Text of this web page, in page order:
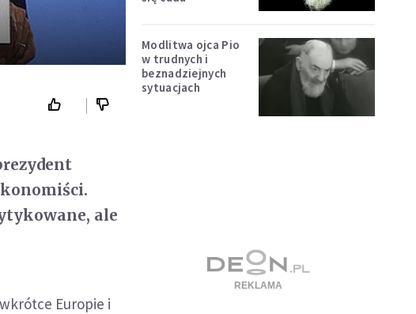
ale
Europie i
Modlitwa ojca Pio
w trudnych i
beznadziejnych
sytuacjach